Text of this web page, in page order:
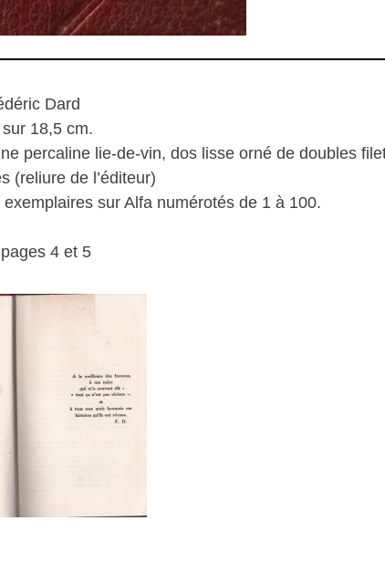
Dard
18,5 cm.
percaline lie-de-vin, dos lisse orné de doubles
(reliure de l’éditeur)
sur Alfa numérotés de 1 à 100.
4 et 5